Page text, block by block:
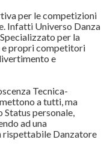
per le competizioni
Infatti Universo Danza
per la
e propri competitori
e
Tecnica-
a tutti, ma
personale,
ad una
rispettabile Danzatore